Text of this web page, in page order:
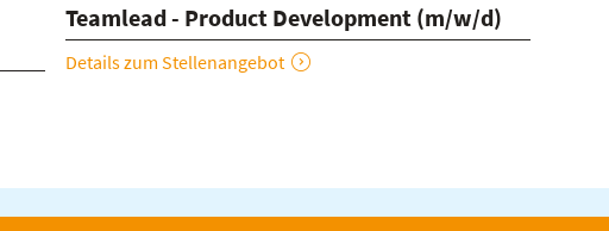
Teamlead - Product Development (m/w/d)
Details zum Stellenangebot